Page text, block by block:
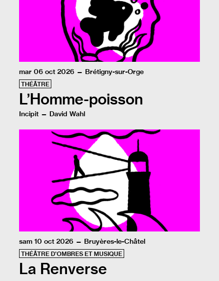
mar 06 oct 2026 — Brétigny-sur-Orge
THÉÂTRE
L’Homme-poisson
Incipit — David Wahl
sam 10 oct 2026 — Bruyères-le-Châtel
THÉÂTRE D'OMBRES ET MUSIQUE
La Renverse